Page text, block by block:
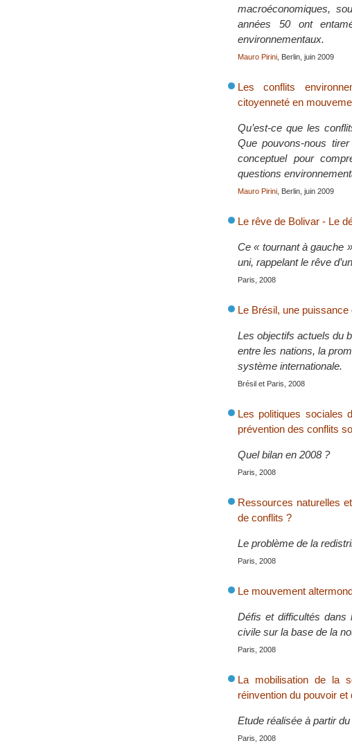
macroéconomiques,
années 50 ont
environnementaux.
Mauro Pirini , Berlin, juin 2009
Les conflits
citoyenneté en
Qu’est-ce que les
Que pouvons-nous
conceptuel pour
questions
Mauro Pirini , Berlin, juin 2009
Le rêve de Bolivar - Le
Ce « tournant à gauche
uni, rappelant le rêve
Paris, 2008
Le Brésil, une
Les objectifs actuels du
entre les nations, la
système internationale.
Brésil et Paris, 2008
Les politiques sociales
prévention des conflits
Quel bilan en 2008 ?
Paris, 2008
Ressources naturelles
de conflits ?
Le problème de la
Paris, 2008
Le mouvement
Défis et difficultés dans
civile sur la base de la
Paris, 2008
La mobilisation de la
réinvention du pouvoir et
Etude réalisée à partir
Paris, 2008